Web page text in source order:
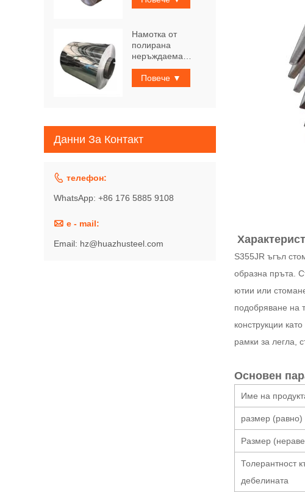
S355JR ъгъл
образна пръта.
ютии или
подобряване на
конструкции
рамки за легла,
Основен
Име на
размер (равно)
Размер
Толерантност
дебелината
Намотка от
полирана
неръждаема
стомана
Повече ▼
Данни За Контакт
 телефон:
WhatsApp: +86 176 5885 9108
 e - mail:
Email: hz@huazhusteel.com